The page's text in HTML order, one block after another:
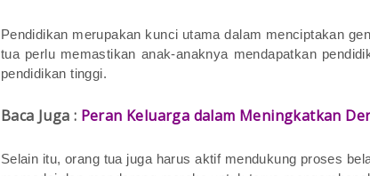
Pendidikan merupakan kunci utama dalam menciptakan
tua perlu memastikan anak-anaknya mendapatkan
pendidikan tinggi.
Baca Juga : Peran Keluarga dalam Meningkatkan
Selain itu, orang tua juga harus aktif mendukung proses